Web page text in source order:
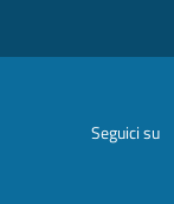
Seguici su